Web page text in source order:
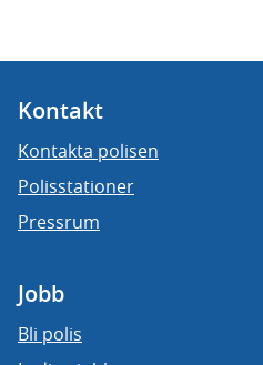
Kontakt
Kontakta polisen
Polisstationer
Pressrum
Jobb
Bli polis